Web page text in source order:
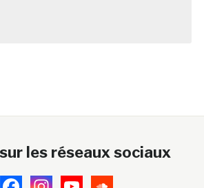
les réseaux sociaux